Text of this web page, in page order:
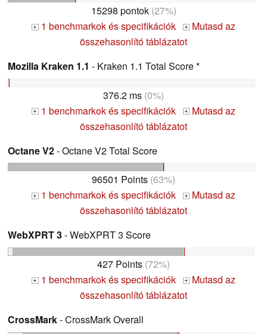
15298 pontok(27%)
+ 1 benchmarkok és specifikációk +
Mutasd az
összehasonlító táblázatot
Mozilla Kraken 1.1 - Kraken 1.1 Total Score *
376.2 ms (0%)
+ 1 benchmarkok és specifikációk +
Mutasd az
összehasonlító táblázatot
Octane V2- Octane V2 Total Score
96501 Points (63%)
+ 1 benchmarkok és specifikációk +
Mutasd az
összehasonlító táblázatot
WebXPRT 3- WebXPRT 3 Score
427 Points (72%)
+ 1 benchmarkok és specifikációk +
Mutasd az
összehasonlító táblázatot
CrossMark- CrossMark Overall